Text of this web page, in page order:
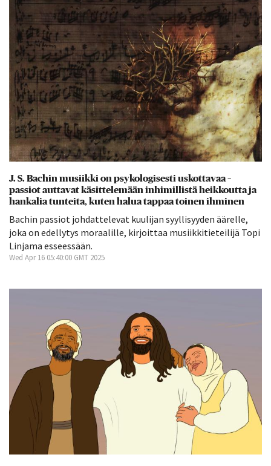
J. S. Bachin musiikki on psykologisesti uskottavaa –
passiot auttavat käsittelemään inhimillistä heikkoutta ja
hankalia tunteita, kuten halua tappaa toinen ihminen
Bachin passiot johdattelevat kuulijan syyllisyyden äärelle,
joka on edellytys moraalille, kirjoittaa musiikkitieteilijä Topi
Linjama esseessään.
Wed Apr 16 05:40:00 GMT 2025